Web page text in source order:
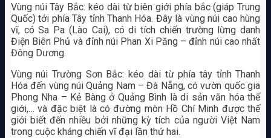
Vùng núi Tây Bắc: kéo dài từ biên giới phía bắc (giáp Trung
Quốc) tới phía Tây tỉnh Thanh Hóa. Đây là vùng núi cao hùng
vĩ, có Sa Pa (Lào Cai), có di tích chiến trường lừng danh
Điện Biên Phủ và đỉnh núi Phan Xi Păng – đỉnh núi cao nhất
Đông Dương.
Vùng núi Trường Sơn Bắc: kéo dài từ phía tây tỉnh Thanh
Hóa đến vùng núi Quảng Nam – Đà Nẵng, có vườn quốc gia
Phong Nha – Kẻ Bàng ở Quảng Bình là di sản văn hóa thế
giới,… và đặc biệt là có đường mòn Hồ Chí Minh được thế
giới biết đến nhiều bởi những kỳ tích của người Việt Nam
trong cuộc kháng chiến vĩ đại lần thứ hai.